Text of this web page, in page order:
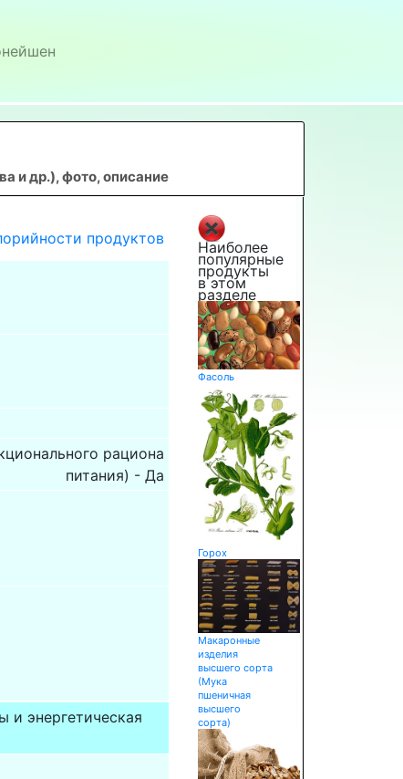
и др.), фото, описание
продуктов
рациона
питания) - Да
и энергетическая
Наиболее
популярные
продукты
в этом
разделе
Фасоль
Горох
Макаронные
изделия
высшего сорта
(Мука
пшеничная
высшего
сорта)